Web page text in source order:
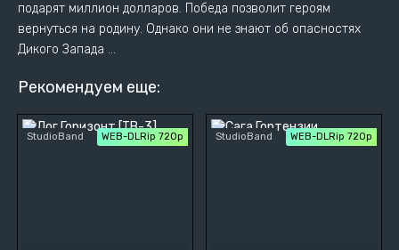
подарят миллион долларов. Победа позволит героям
вернуться на родину. Однако они не знают об опасностях
Дикого Запада ...
Рекомендуем еще:
StudioBand WEB-DLRip 720p StudioBand WEB-DLRip 720p